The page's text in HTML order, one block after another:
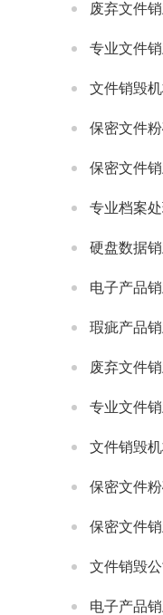
废弃文件销
专业文件销
文件销毁机
保密文件
保密文件销
专业档案处理
硬盘数据销毁
电子产品销毁
瑕疵产品销
废弃文件销
专业文件销
文件销毁机构
保密文件粉
保密文件销
文件销毁公
电子产品